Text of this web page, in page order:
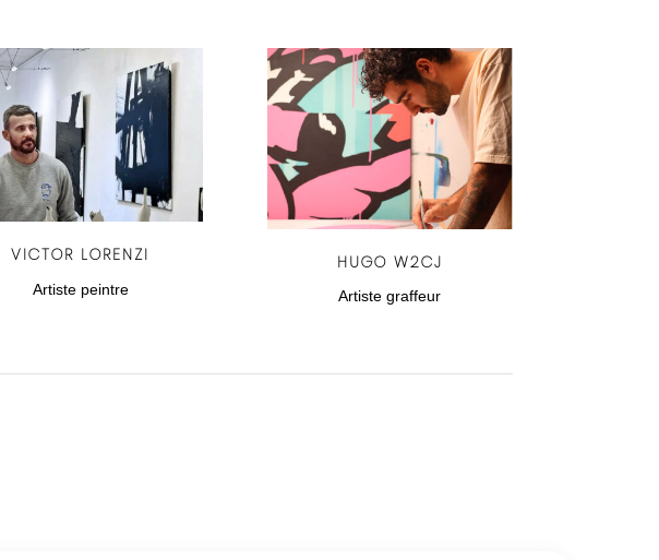
VICTOR LORENZI
Artiste peintre
HUGO W2CJ
Artiste graffeur